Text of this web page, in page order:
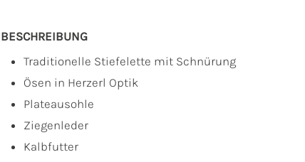
BESCHREIBUNG
Traditionelle Stiefelette mit Schnürung
Ösen in Herzerl Optik
Plateausohle
Ziegenleder
Kalbfutter